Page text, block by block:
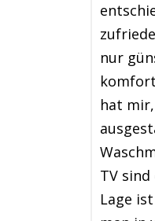
nur
hat
TV
Lage